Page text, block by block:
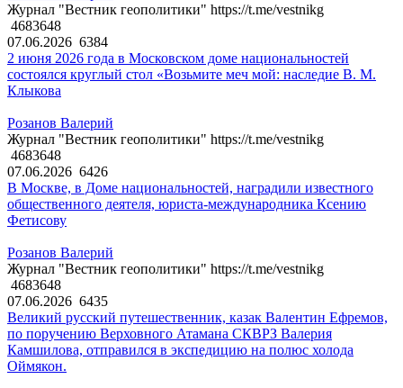
Журнал "Вестник геополитики" https://t.me/vestnikg
4683648
07.06.2026 6384
2 июня 2026 года в Московском доме национальностей
состоялся круглый стол «Возьмите меч мой: наследие В. М.
Клыкова
Розанов Валерий
Журнал "Вестник геополитики" https://t.me/vestnikg
4683648
07.06.2026 6426
В Москве, в Доме национальностей, наградили известного
общественного деятеля, юриста-международника Ксению
Фетисову
Розанов Валерий
Журнал "Вестник геополитики" https://t.me/vestnikg
4683648
07.06.2026 6435
Великий русский путешественник, казак Валентин Ефремов,
по поручению Верховного Атамана СКВРЗ Валерия
Камшилова, отправился в экспедицию на полюс холода
Оймякон.